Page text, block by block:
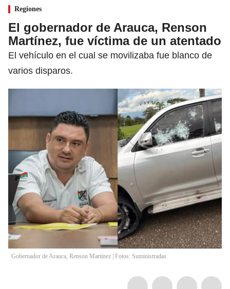
Regiones
El gobernador de Arauca, Renson
Martínez, fue víctima de un atentado
El vehículo en el cual se movilizaba fue blanco de
varios disparos.
Gobernador de Arauca, Renson Martínez | Fotos: Suministradas